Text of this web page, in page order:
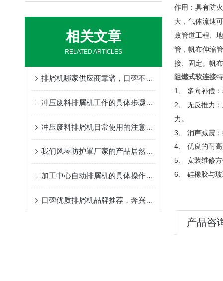
相关文章
RELATED ARTICLES
排屑机哪家供应商靠谱，口碑不错的有推荐的吗？
冲压废料排屑机工作的具体步骤介绍
冲压废料排屑机日常使用的注意事项和主要特点
我们风琴防护罩厂家的产品居然可以防止触摸化学物质
加工中心自动排屑机的具体操作流程分析
口碑优质排屑机品牌推荐，奔兴实体工厂售后好非标定制适配全机床(机床/磁性/刮板/链板)
作用：具有防
大，气体流速
政管道工程、
管，帆布伸缩
接、固定。帆
阻燃式软连接
1、 多向补偿
2、 无反推力
力。
3、 消声减震
4、 优良的耐
5、 安装维修
6、 硅橡胶与
产品咨